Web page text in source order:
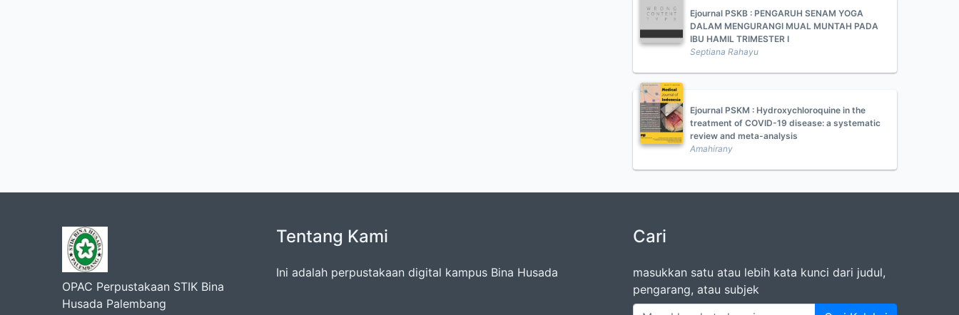
Ejournal PSKB : PENGARUH SENAM YOGA
DALAM MENGURANGI MUAL MUNTAH PADA
IBU HAMIL TRIMESTER I
Septiana Rahayu
Ejournal PSKM : Hydroxychloroquine in the
treatment of COVID-19 disease: a systematic
review and meta-analysis
Amahirany
OPAC Perpustakaan STIK Bina
Husada Palembang
Tentang Kami
Ini adalah perpustakaan digital kampus Bina Husada
Cari
masukkan satu atau lebih kata kunci dari judul,
pengarang, atau subjek